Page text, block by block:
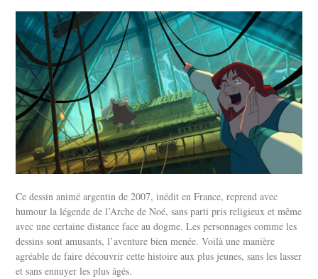
Ce dessin animé argentin de 2007, inédit en France, reprend avec
humour la légende de l’Arche de Noé, sans parti pris religieux et même
avec une certaine distance face au dogme. Les personnages comme les
dessins sont amusants, l’aventure bien menée. Voilà une manière
agréable de faire découvrir cette histoire aux plus jeunes, sans les lasser
et sans ennuyer les plus âgés.